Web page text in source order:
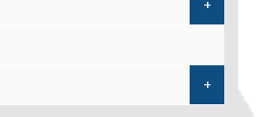
+
+